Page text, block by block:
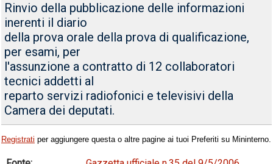
Rinvio della pubblicazione delle informazioni
inerenti il diario
della prova orale della prova di qualificazione,
per esami, per
l'assunzione a contratto di 12 collaboratori
tecnici addetti al
reparto servizi radiofonici e televisivi della
Camera dei deputati.
Registrati per aggiungere questa o altre pagine ai tuoi Preferiti su Mininterno.